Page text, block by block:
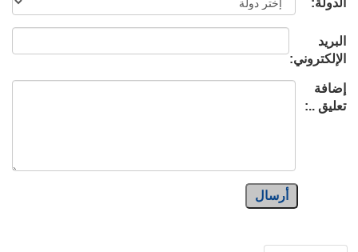
البريد
الإلكتروني:
إضافة
تعليق ..:
أرسال